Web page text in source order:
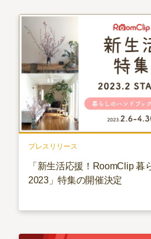
プレスリリース
「新生活応援！RoomClip 暮
2023」特集の開催決定